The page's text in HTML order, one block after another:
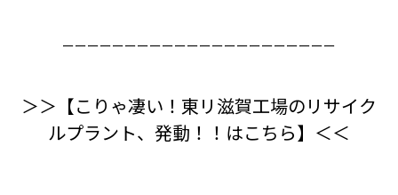
ーーーーーーーーーーーーーーーーーーーーーー
＞＞【こりゃ凄い！東リ滋賀工場のリサイク
ルプラント、発動！！はこちら】＜＜